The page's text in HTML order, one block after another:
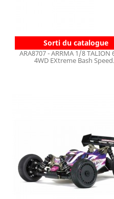
Sorti du catalogue
ARA8707 - ARRMA 1/8 TALION
4WD EXtreme Bash